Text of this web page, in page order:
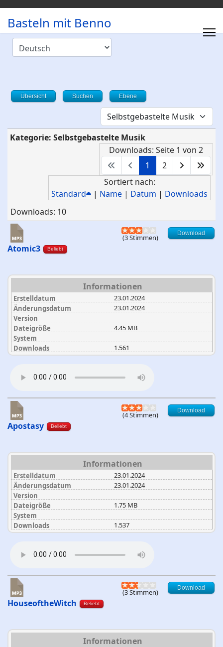
Basteln mit Benno
Übersicht Suchen Ebene
Kategorie: Selbstgebastelte Musik
Downloads: Seite 1 von 2
1
2
Sortiert nach:
Standard
| Name | Datum | Downloads
Downloads: 10
Atomic3 Beliebt
Download
(3 Stimmen)
Informationen
Erstelldatum
23.01.2024
Änderungsdatum
23.01.2024
Version
Dateigröße
4.45 MB
System
Downloads
1.561
Apostasy Beliebt
Download
(4 Stimmen)
Informationen
Erstelldatum
23.01.2024
Änderungsdatum
23.01.2024
Version
Dateigröße
1.75 MB
System
Downloads
1.537
HouseoftheWitch Beliebt
Download
(3 Stimmen)
Informationen